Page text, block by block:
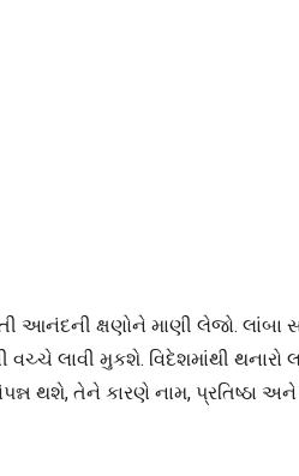
આનંદની ક્ષણોને માણી લેજો.
લાવી મુકશે. વિદેશમાંથી
થશે, તેને કારણે નામ, પ્રતિષ્ઠા